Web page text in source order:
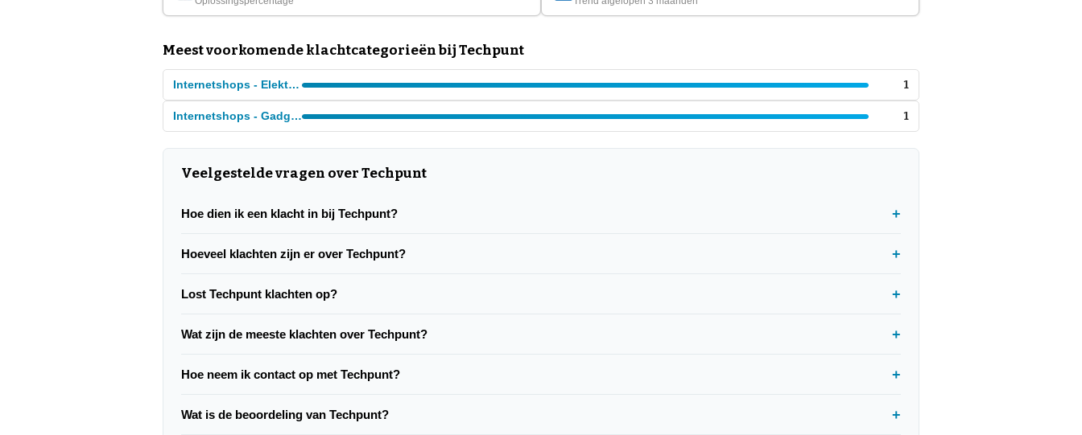
Meest voorkomende klachtcategorieën bij Techpunt
Internetshops - Elektronica 1
Internetshops - Gadgets 1
Veelgestelde vragen over Techpunt
Hoe dien ik een klacht in bij Techpunt?
Hoeveel klachten zijn er over Techpunt?
Lost Techpunt klachten op?
Wat zijn de meeste klachten over Techpunt?
Hoe neem ik contact op met Techpunt?
Wat is de beoordeling van Techpunt?